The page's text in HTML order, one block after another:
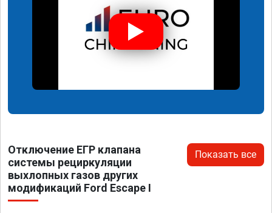
Отключение ЕГР клапана
системы рециркуляции
выхлопных газов других
модификаций Ford Escape I
Показать все